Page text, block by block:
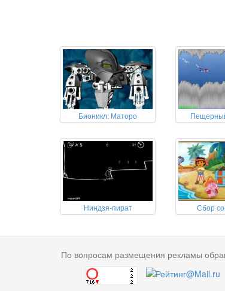
Бионикл: Маторо
Ниндзя-пират Сбор
По вопросам размещения рекламы